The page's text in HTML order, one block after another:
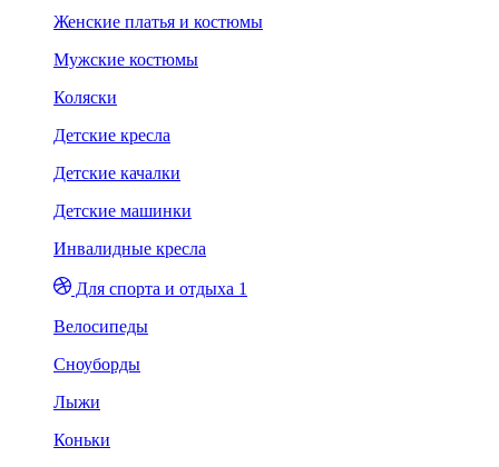
Женские платья и костюмы
Мужские костюмы
Коляски
Детские кресла
Детские качалки
Детские машинки
Инвалидные кресла
Для спорта и отдыха 1
Велосипеды
Сноуборды
Лыжи
Коньки